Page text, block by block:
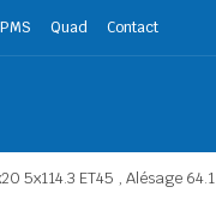
Quad Contact
5x114.3 ET45 , Alésage 64.1